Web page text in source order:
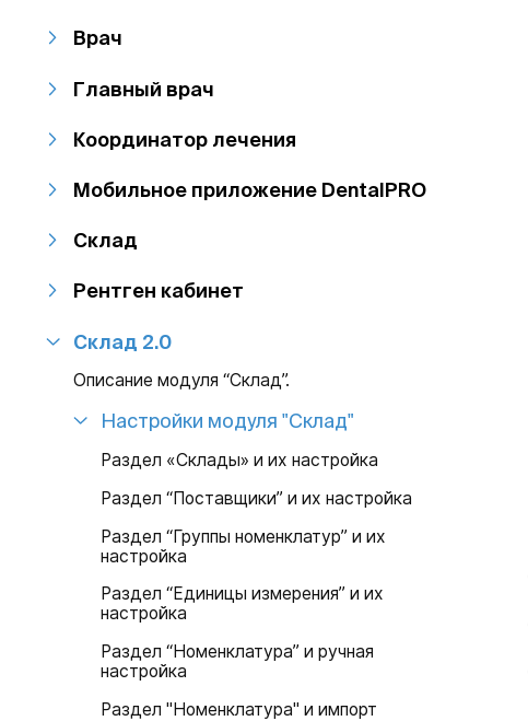
Врач
Главный врач
Координатор лечения
Мобильное приложение DentalPRO
Склад
Рентген кабинет
Склад 2.0
Описание модуля “Склад”.
Настройки модуля "Склад"
Раздел «Склады» и их настройка
Раздел “Поставщики” и их настройка
Раздел “Группы номенклатур” и их
настройка
Раздел “Единицы измерения” и их
настройка
Раздел “Номенклатура” и ручная
настройка
Раздел "Номенклатура" и импорт